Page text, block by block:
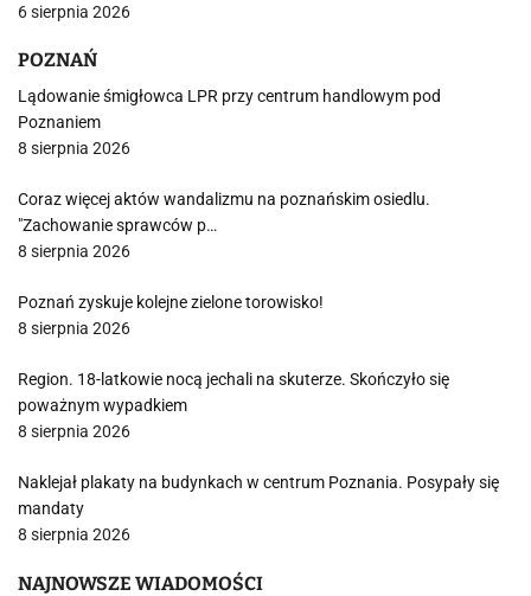
6 sierpnia 2026
POZNAŃ
Lądowanie śmigłowca LPR przy centrum handlowym pod
Poznaniem
8 sierpnia 2026
Coraz więcej aktów wandalizmu na poznańskim osiedlu.
"Zachowanie sprawców p…
8 sierpnia 2026
Poznań zyskuje kolejne zielone torowisko!
8 sierpnia 2026
Region. 18-latkowie nocą jechali na skuterze. Skończyło się
poważnym wypadkiem
8 sierpnia 2026
Naklejał plakaty na budynkach w centrum Poznania. Posypały się
mandaty
8 sierpnia 2026
NAJNOWSZE WIADOMOŚCI